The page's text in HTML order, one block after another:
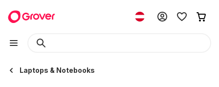
Laptops & Notebooks